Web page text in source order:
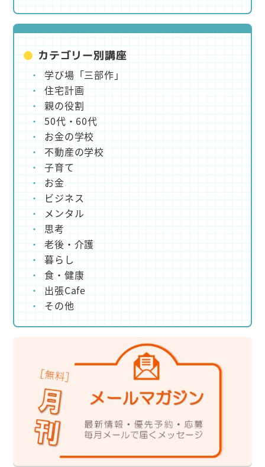
カテゴリー別講座
学び場「三部作」
住宅計画
親の役割
50代・60代
お金の学校
不動産の学校
子育て
お金
ビジネス
メンタル
思考
老後・介護
暮らし
食・健康
出張Cafe
その他